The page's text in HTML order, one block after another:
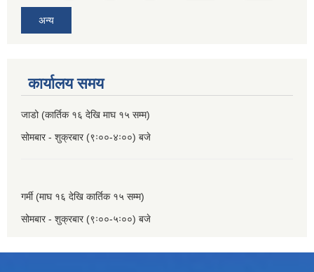
अन्य
कार्यालय समय
जाडो (कार्तिक १६ देखि माघ १५ सम्म)
सोमबार - शुक्रबार (९ः००-४ः००) बजे
गर्मी (माघ १६ देखि कार्तिक १५ सम्म)
सोमबार - शुक्रबार (९ः००-५ः००) बजे